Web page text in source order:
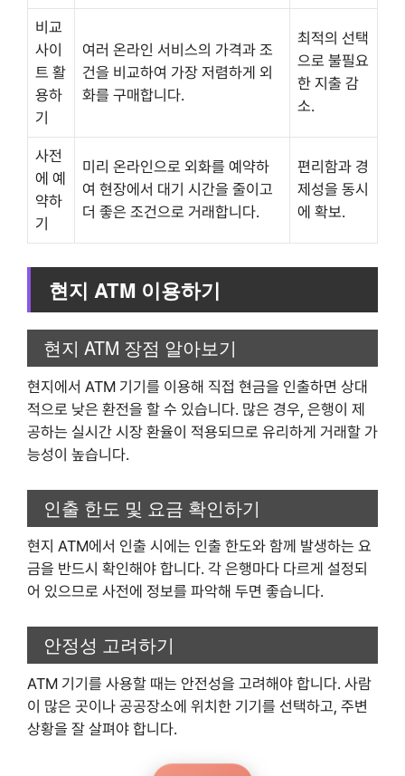
비교
사이
트 활
용하
기
여러 온라인 서비스의 가격과 조
건을 비교하여 가장 저렴하게 외
화를 구매합니다.
최적의 선택
으로 불필요
한 지출 감
소.
사전
에 예
약하
기
미리 온라인으로 외화를 예약하
여 현장에서 대기 시간을 줄이고
더 좋은 조건으로 거래합니다.
편리함과 경
제성을 동시
에 확보.
현지 ATM 이용하기
현지 ATM 장점 알아보기
현지에서 ATM 기기를 이용해 직접 현금을 인출하면 상대
적으로 낮은 환전을 할 수 있습니다. 많은 경우, 은행이 제
공하는 실시간 시장 환율이 적용되므로 유리하게 거래할 가
능성이 높습니다.
인출 한도 및 요금 확인하기
현지 ATM에서 인출 시에는 인출 한도와 함께 발생하는 요
금을 반드시 확인해야 합니다. 각 은행마다 다르게 설정되
어 있으므로 사전에 정보를 파악해 두면 좋습니다.
안정성 고려하기
ATM 기기를 사용할 때는 안전성을 고려해야 합니다. 사람
이 많은 곳이나 공공장소에 위치한 기기를 선택하고, 주변
상황을 잘 살펴야 합니다.